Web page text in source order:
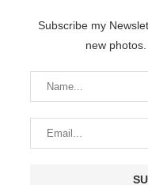
Subscribe my
new